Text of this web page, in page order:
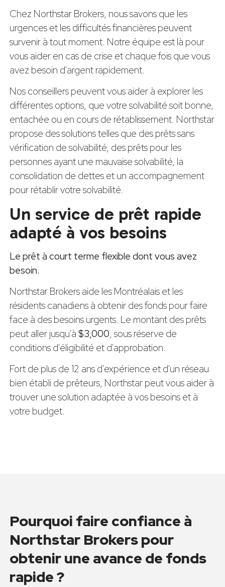
Chez Northstar Brokers, nous savons que les
urgences et les difficultés financières peuvent
survenir à tout moment. Notre équipe est là pour
vous aider en cas de crise et chaque fois que vous
avez besoin d'argent rapidement.
Nos conseillers peuvent vous aider à explorer les
différentes options, que votre solvabilité soit bonne,
entachée ou en cours de rétablissement. Northstar
propose des solutions telles que des prêts sans
vérification de solvabilité, des prêts pour les
personnes ayant une mauvaise solvabilité, la
consolidation de dettes et un accompagnement
pour rétablir votre solvabilité.
Un service de prêt rapide
adapté à vos besoins
Le prêt à court terme flexible dont vous avez
besoin.
Northstar Brokers aide les Montréalais et les
résidents canadiens à obtenir des fonds pour faire
face à des besoins urgents. Le montant des prêts
peut aller jusqu'à $3,000, sous réserve de
conditions d'éligibilité et d'approbation.
Fort de plus de 12 ans d'expérience et d'un réseau
bien établi de prêteurs, Northstar peut vous aider à
trouver une solution adaptée à vos besoins et à
votre budget.
Pourquoi faire confiance à
Northstar Brokers pour
obtenir une avance de fonds
rapide ?